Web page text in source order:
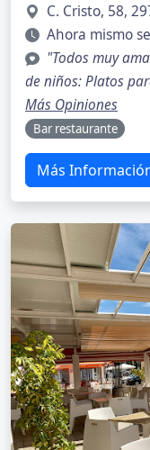
C. Cristo, 58,
Ahora mismo
"Todos muy
de niños: Platos
Más Opiniones
Bar restaurante
Más